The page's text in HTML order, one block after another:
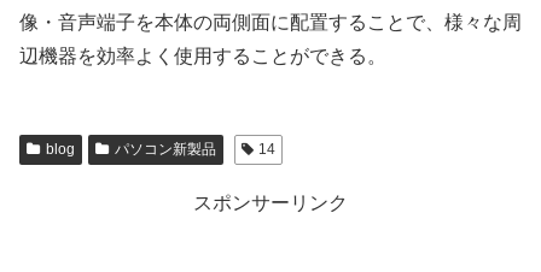
像・音声端子を本体の両側面に配置することで、様々な周
辺機器を効率よく使用することができる。
blog パソコン新製品 14
スポンサーリンク